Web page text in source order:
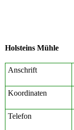
Holsteins Mühle
Anschrift
Koordinaten
Telefon